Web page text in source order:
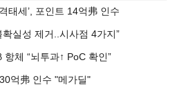
태세’, 포인트 14억弗 인수
확실성 제거..시사점 4가지”
항체 “뇌투과↑ PoC 확인”
억弗 인수 "메가딜"